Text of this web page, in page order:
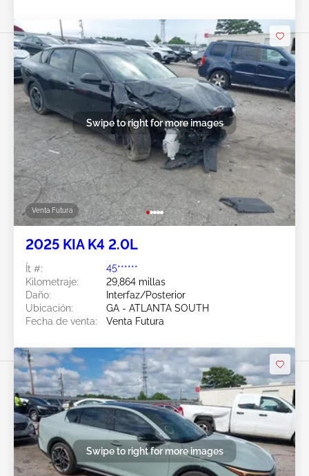
Venta Futura
Swipe to right for more images
2025 KIA K4 2.0L
Ít #:
45******
Kilometraje:
29,864 millas
Daño:
Interfaz/Posterior
Ubicación:
GA - ATLANTA SOUTH
Fecha de venta:
Venta Futura
Swipe to right for more images